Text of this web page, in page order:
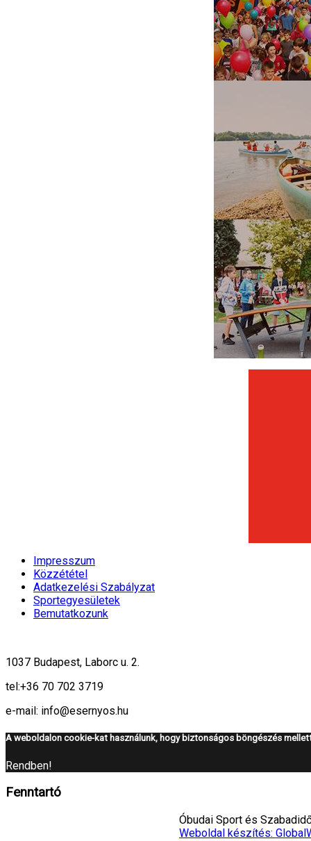
Impresszum
Közzététel
Adatkezelési Szabályzat
Sportegyesületek
Bemutatkozunk
1037 Budapest, Laborc u. 2.
tel:+36 70 702 3719
e-mail: info@esernyos.hu
A weboldalon cookie-kat használunk, hogy biztonságos böngészés
Rendben!
Fenntartó
Óbudai Sport és
Weboldal készítés: